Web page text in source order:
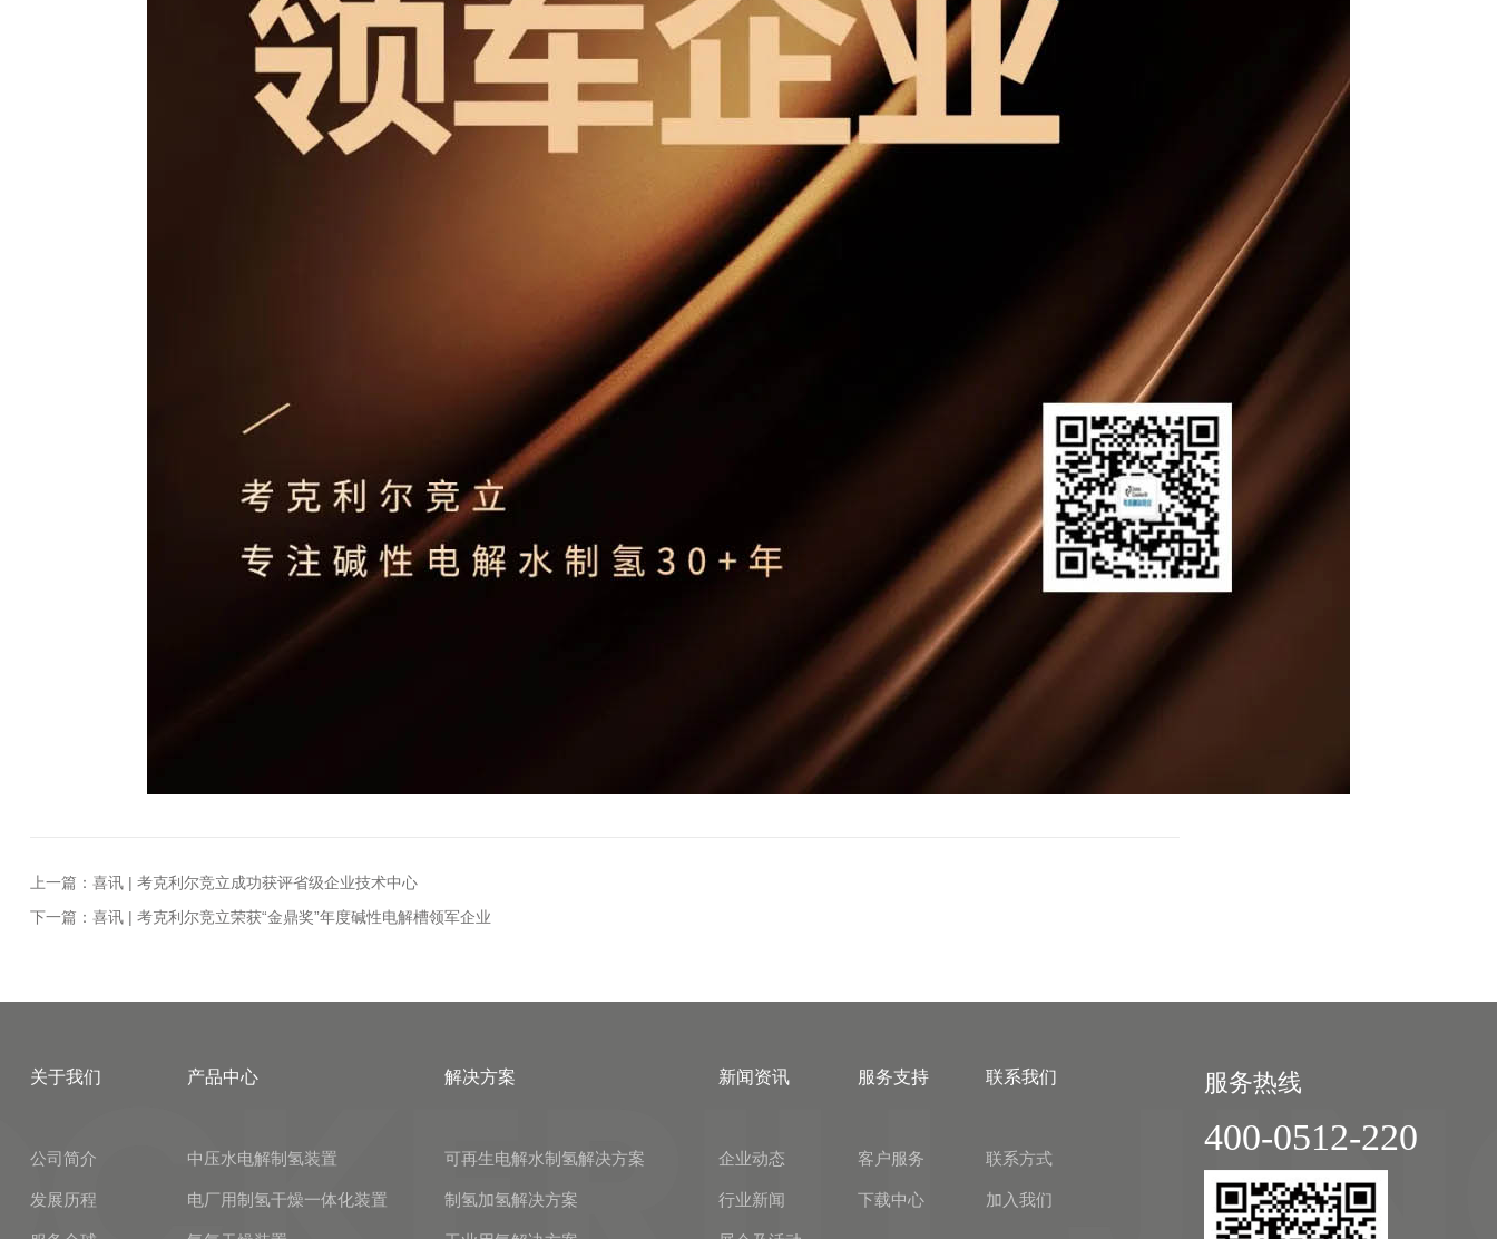
上一篇：喜讯 | 考克利尔竞立成功获评省级企业技术中心
下一篇：喜讯 | 考克利尔竞立荣获“金鼎奖”年度碱性电解槽领军企业
关于我们
公司简介
发展历程
产品中心
中压水电解制氢装置
电厂用制氢干燥一体化装置
解决方案
可再生电解水制氢解决方案
制氢加氢解决方案
新闻资讯
企业动态
行业新闻
服务支持
客户服务
下载中心
联系我们
联系方式
加入我们
服务热线
400-0512-220